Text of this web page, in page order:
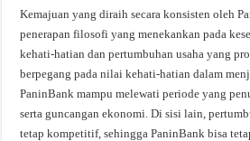
Kemajuan yang diraih secara konsisten oleh
penerapan filosofi yang menekankan pada
kehati-hatian dan pertumbuhan usaha yang
berpegang pada nilai kehati-hatian dalam
PaninBank mampu melewati periode yang
serta guncangan ekonomi. Di sisi lain,
tetap kompetitif, sehingga PaninBank bisa